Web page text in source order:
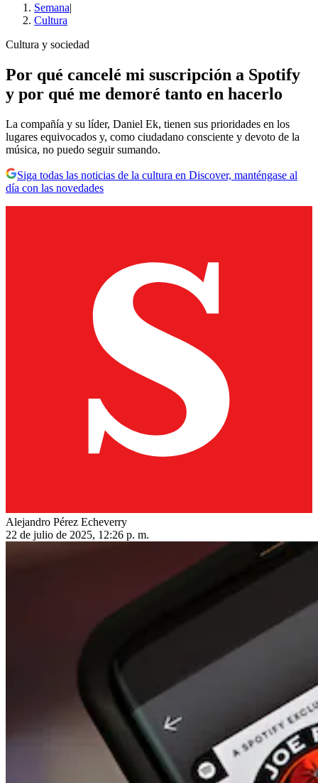
Semana|
Cultura
Cultura y sociedad
Por qué cancelé mi suscripción a Spotify
y por qué me demoré tanto en hacerlo
La compañía y su líder, Daniel Ek, tienen sus prioridades en los
lugares equivocados y, como ciudadano consciente y devoto de la
música, no puedo seguir sumando.
Siga todas las noticias de la cultura en Discover, manténgase al
día con las novedades
Alejandro Pérez Echeverry
22 de julio de 2025, 12:26 p. m.